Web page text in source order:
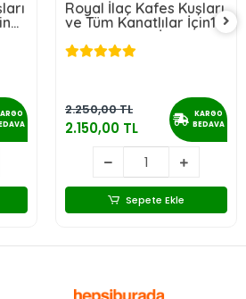
Royal İlaç Kafes Kuşları
ve Tüm Kanatlılar İçin1
Lt. Muhteşem İkili Set
(Pigeotonic+Pigeorex)
2.250,00 TL
2.150,00 TL
KARGO
BEDAVA
Sepete Ekle